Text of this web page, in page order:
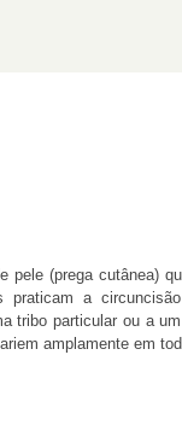
(prega cutânea)
praticam a
particular ou a
amplamente em